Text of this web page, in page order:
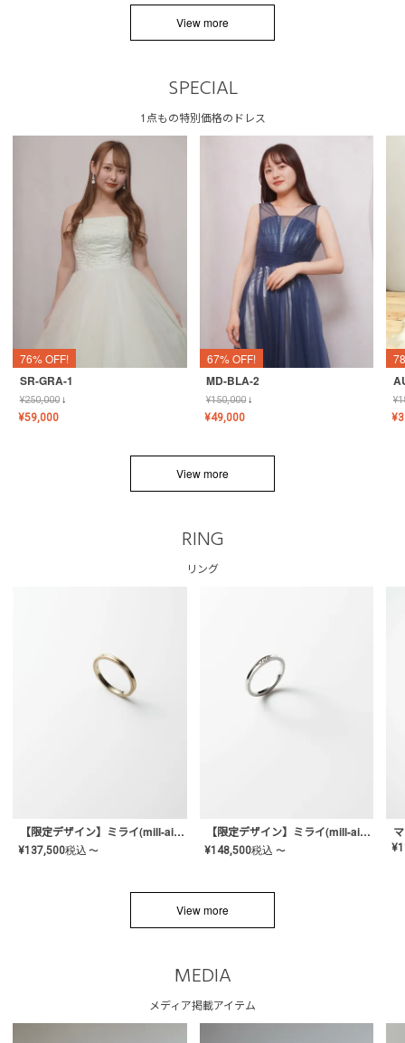
View more
SPECIAL
1点もの特別価格のドレス
76% OFF!
SR-GRA-1
¥250,000↓
¥59,000
67% OFF!
MD-BLA-2
¥150,000↓
¥49,000
¥
¥
View more
RING
リング
【限定デザイン】ミライ(mill-ai)リング
¥137,500税込 〜
【限定デザイン】ミライ(mill-ai)リング
¥148,500税込 〜 ¥
View more
MEDIA
メディア掲載アイテム